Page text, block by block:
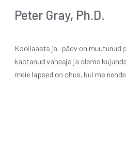
Peter Gray, Ph.D.
Kooliaasta ja -päev on muutunud
kaotanud vaheaja ja oleme
meie lapsed on ohus, kui me